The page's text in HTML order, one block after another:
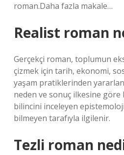
roman.Daha fazla makale…
Realist roman
Gerçekçi roman, toplumun
çizmek için tarih, ekonomi,
yaşam pratiklerinden
neden ve sonuç ilkesine
bilincini inceleyen
bilmeyen tarafıyla ilgilenir.
Tezli roman